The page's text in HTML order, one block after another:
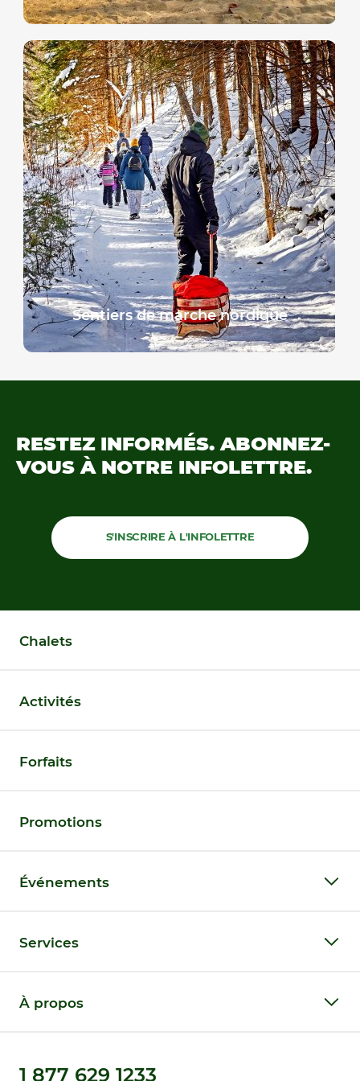
Sentiers de marche nordique
RESTEZ INFORMÉS. ABONNEZ-
VOUS À NOTRE INFOLETTRE.
S'INSCRIRE À L'INFOLETTRE
Chalets
Activités
Forfaits
Promotions
Événements
Services
À propos
1 877 629 1233